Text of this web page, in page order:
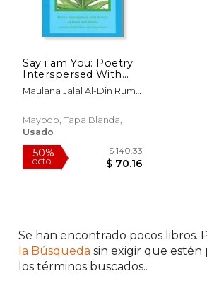
Say i am You: Poetry
Interspersed With
Stories of Rumi and
Shams (en Inglés)
Maulana Jalal Al-Din Rumi;
Barks
Maypop, Tapa Blanda,
Usado
Se han encontrado pocos libros.
la Búsqueda sin exigir que estén
los términos buscados..